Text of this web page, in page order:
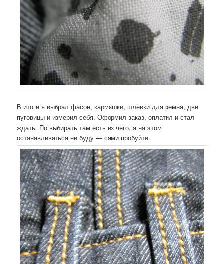
В итоге я выбрал фасон, кармашки, шлёвки для ремня, две
пуговицы и измерил себя. Оформил заказ, оплатил и стал
ждать. По выбирать там есть из чего, я на этом
останавливаться не буду — сами пробуйте.